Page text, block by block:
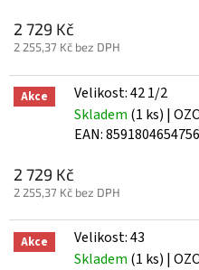
2 729 Kč
2 255,37 Kč bez DPH
Akce
Velikost: 42 1/2
Skladem (1 ks) |
EAN:8591804654756
2 729 Kč
2 255,37 Kč bez DPH
Akce
Velikost: 43
Skladem (1 ks) |